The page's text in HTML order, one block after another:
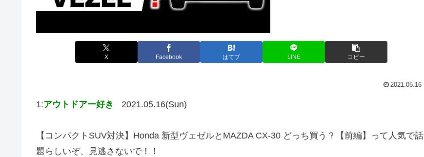
X Facebook はてブ LINE コピー
2021.05.16
1:アウトドアー好き 2021.05.16(Sun)
【コンパクトSUV対決】Honda 新型ヴェゼルとMAZDA CX-30 どっち買う？【前編】って人気で話
題らしいぞ、見逃さないで！！